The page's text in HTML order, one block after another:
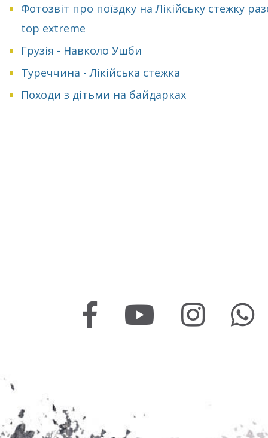
Фотозвіт про поїздку на Лікійську стежку
top extreme
Грузія - Навколо Ушби
Туреччина - Лікійська стежка
Походи з дітьми на байдарках